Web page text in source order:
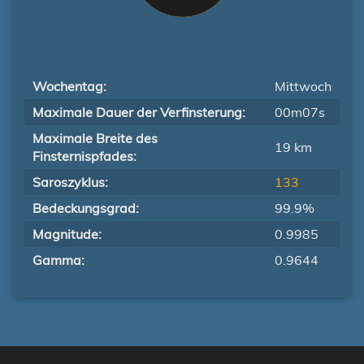
Wochentag:
Mittwoch
Maximale Dauer der Verfinsterung:
00m07s
Maximale Breite des
Finsternispfades:
19 km
Saroszyklus:
133
Bedeckungsgrad:
99.9%
Magnitude:
0.9985
Gamma:
0.9644